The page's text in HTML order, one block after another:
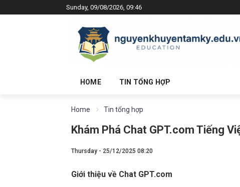
Sunday, 09/08/2026, 09:46
HOME TIN TỔNG HỢP
Home Tin tổng hợp
Khám Phá Chat GPT.com Tiếng
Thursday - 25/12/2025 08:20
Giới thiệu về Chat GPT.com